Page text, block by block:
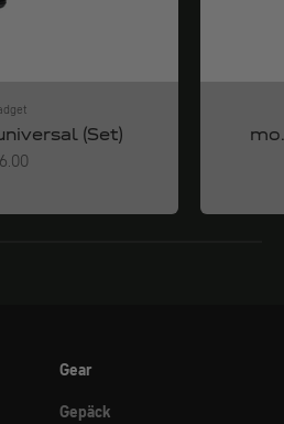
(Set)
Gear
Gepäck